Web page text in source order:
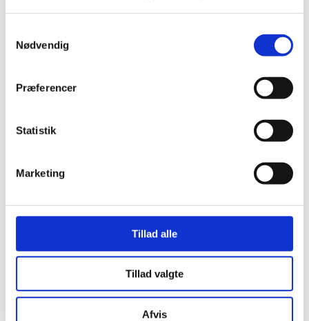
Nødvendig
Præferencer
Statistik
Marketing
Tillad alle
Tillad valgte
Afvis
Opsætning af Gaver